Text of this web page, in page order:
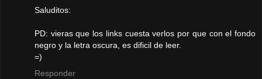
Saluditos:
PD: vieras que los links cuesta verlos por que con el fondo
negro y la letra oscura, es dificil de leer.
=)
Responder